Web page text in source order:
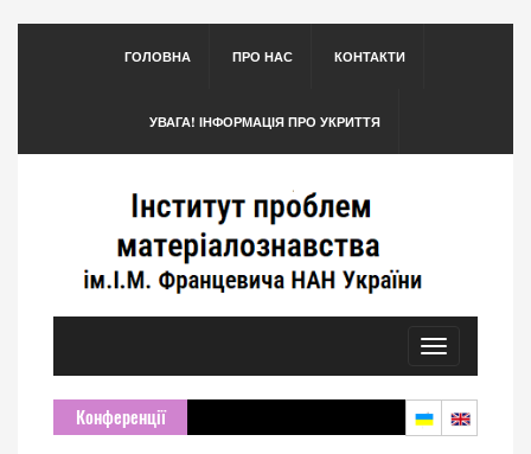
ГОЛОВНА ПРО НАС КОНТАКТИ
УВАГА! ІНФОРМАЦІЯ ПРО УКРИТТЯ
Toggle
navigation
Конференції